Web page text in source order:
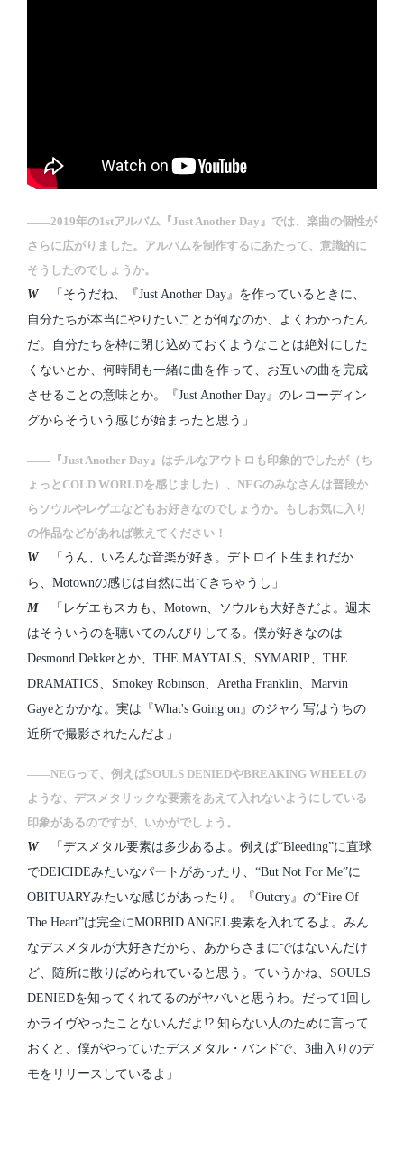
――2019年の1stアルバム『Just Another Day』では、楽曲の個性が
さらに広がりました。アルバムを制作するにあたって、意識的に
そうしたのでしょうか。
W「そうだね、『Just Another Day』を作っているときに、
自分たちが本当にやりたいことが何なのか、よくわかったん
だ。自分たちを枠に閉じ込めておくようなことは絶対にした
くないとか、何時間も一緒に曲を作って、お互いの曲を完成
させることの意味とか。『Just Another Day』のレコーディン
グからそういう感じが始まったと思う」
――『Just Another Day』はチルなアウトロも印象的でしたが（ち
ょっとCOLD WORLDを感じました）、NEGのみなさんは普段か
らソウルやレゲエなどもお好きなのでしょうか。もしお気に入り
の作品などがあれば教えてください！
W「うん、いろんな音楽が好き。デトロイト生まれだか
ら、Motownの感じは自然に出てきちゃうし」
M「レゲエもスカも、Motown、ソウルも大好きだよ。週末
はそういうのを聴いてのんびりしてる。僕が好きなのは
Desmond Dekkerとか、THE MAYTALS、SYMARIP、THE
DRAMATICS、Smokey Robinson、Aretha Franklin、Marvin
Gayeとかかな。実は『What's Going on』のジャケ写はうちの
近所で撮影されたんだよ」
――NEGって、例えばSOULS DENIEDやBREAKING WHEELの
ような、デスメタリックな要素をあえて入れないようにしている
印象があるのですが、いかがでしょう。
W「デスメタル要素は多少あるよ。例えば“Bleeding”に直球
でDEICIDEみたいなパートがあったり、“But Not For Me”に
OBITUARYみたいな感じがあったり。『Outcry』の“Fire Of
The Heart”は完全にMORBID ANGEL要素を入れてるよ。みん
なデスメタルが大好きだから、あからさまにではないんだけ
ど、随所に散りばめられていると思う。ていうかね、SOULS
DENIEDを知ってくれてるのがヤバいと思うわ。だって1回し
かライヴやったことないんだよ!? 知らない人のために言って
おくと、僕がやっていたデスメタル・バンドで、3曲入りのデ
モをリリースしているよ」